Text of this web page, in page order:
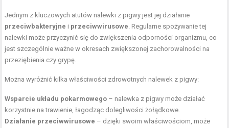
Jednym z kluczowych atutów nalewki z pigwy jest jej działanie
przeciwbakteryjne i przeciwwirusowe. Regularne spożywanie tej
nalewki może przyczynić się do zwiększenia odporności organizmu, co
jest szczególnie ważne w okresach zwiększonej zachorowalności na
przeziębienia czy grypę.
Można wyróżnić kilka właściwości zdrowotnych nalewek z pigwy:
Wsparcie układu pokarmowego – nalewka z pigwy może działać
korzystnie na trawienie, łagodząc dolegliwości żołądkowe.
Działanie przeciwwirusowe – dzięki swoim właściwościom, może